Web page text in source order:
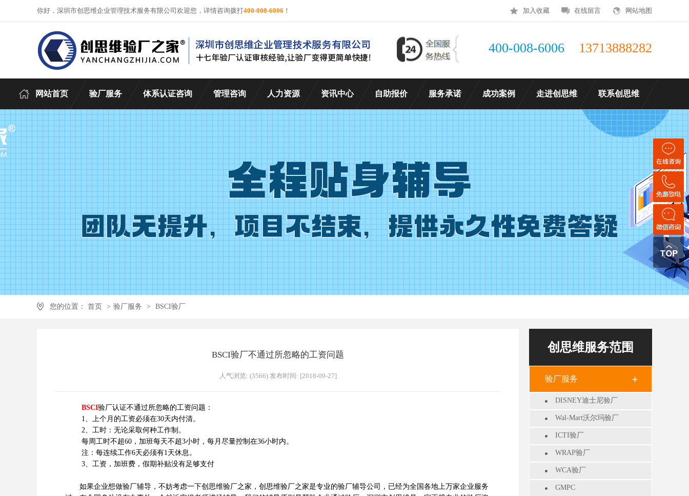
加入收藏 在线留言 网站地图
你好，深圳市创思维企业管理技术服务有限公司欢迎您，详情咨询拨打400-008-6006 ！
400-008-6006 13713888282
网站首页 验厂服务 体系认证咨询 管理咨询 人力资源 资讯中心 自助报价 服务承诺 成功案例 走进创思维 联系创思维
您的位置： 首页 > 验厂服务 > BSCI验厂
创思维服务范围
验厂服务
DISNEY迪士尼验厂
Wal-Mart沃尔玛验厂
ICTI验厂
WRAP验厂
WCA验厂
GMPC
BSCI验厂不通过所忽略的工资问题
人气浏览: (3566) 发布时间: [2018-09-27]
BSCI验厂认证不通过所忽略的工资问题：
1、上个月的工资必须在30天内付清。
2、工时：无论采取何种工作制。
每周工时不超60，加班每天不超3小时，每月尽量控制在36小时内。
注：每连续工作6天必须有1天休息。
3、工资，加班费，假期补贴没有足够支付
如果企业想做验厂辅导，不妨考虑一下创思维验厂之家，创思维验厂之家是专业的验厂辅导公司，已经为全国各地上万家企业服务